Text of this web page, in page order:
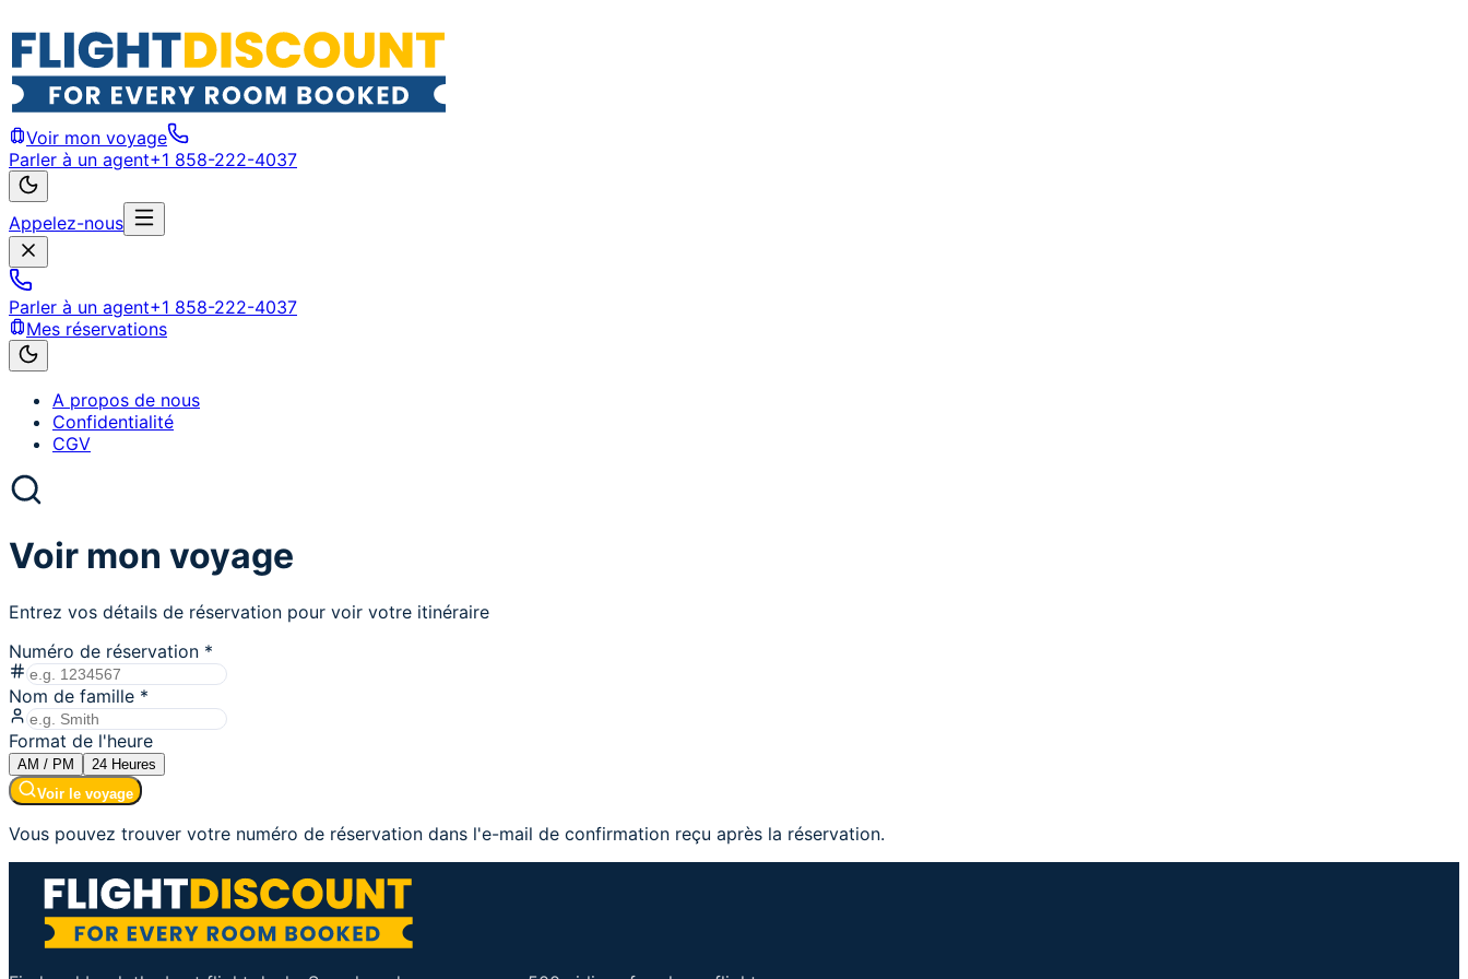
Voir mon voyage
Parler à un agent+1 858-222-4037
Appelez-nous
Parler à un agent+1 858-222-4037
Mes réservations
A propos de nous
Confidentialité
CGV
Voir mon voyage
Entrez vos détails de réservation pour voir votre itinéraire
Numéro de réservation *
Nom de famille *
Format de l'heure
AM / PM 24 Heures
Voir le voyage
Vous pouvez trouver votre numéro de réservation dans l'e-mail de confirmation reçu après la réservation.